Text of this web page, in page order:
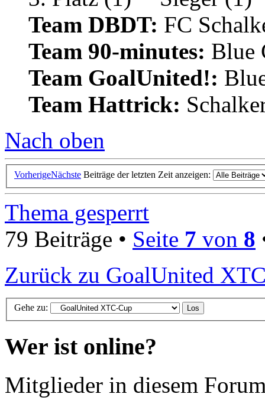
Team DBDT: FC
Team 90-minutes: Blue
Team GoalUnited!:
Team Hattrick:
Nach oben
VorherigeNächste Beiträge der letzten Zeit anzeigen:
Thema gesperrt
79 Beiträge • Seite 7 von 8
Zurück zu GoalUnited
Gehe zu:
Wer ist online?
Mitglieder in diesem